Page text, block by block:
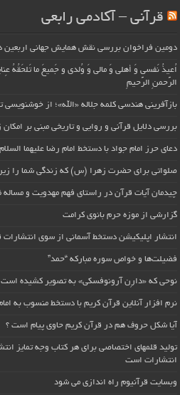
قرآنی – آکادمی رابعی
دومین فراخوان بررسی نقش همایش جهانی اربعین
اُعیذُ نَفسی وَ أهلی وَ مالی وَ وُلدی و جَمیعَ ما تَلحَقُهُ
الرَّحمنِ الرَّحیمِ
بازآفرینی هندسی کلمه جلاله «الله»؛ از خوشنویسی
بررسی دلایل قرآنی و روایی و تاریخی مبنی بر
دعای حرز امام جواد با دستخط امام رضا علیهما
صلواتی برای حضرت زهرا (س) که زندگی شما را
چیدمان آیات قرآن در راستای فهم مهدویت و
گزارشی از موزه حرم بانوی کرامت
انتشار اپلیکیشن دستخط آسمانی از سوی انتشارات
فضیلت‌ها و خواص سوره مبارکه “حمد”
نوحی که «دارِن آرونوفسکی» به تصویر کشیده
نرم افزار آنلاین قرآن کریم با دستخط منسوب به
آیا شکل حروف هم در قرآن کریم حاوی پیام است ؟
تولید قلمهای اختصاصی برای هر کتاب وجه تمایز
انتشارات است
وبسایت قرآنیوم راه اندازی می شود